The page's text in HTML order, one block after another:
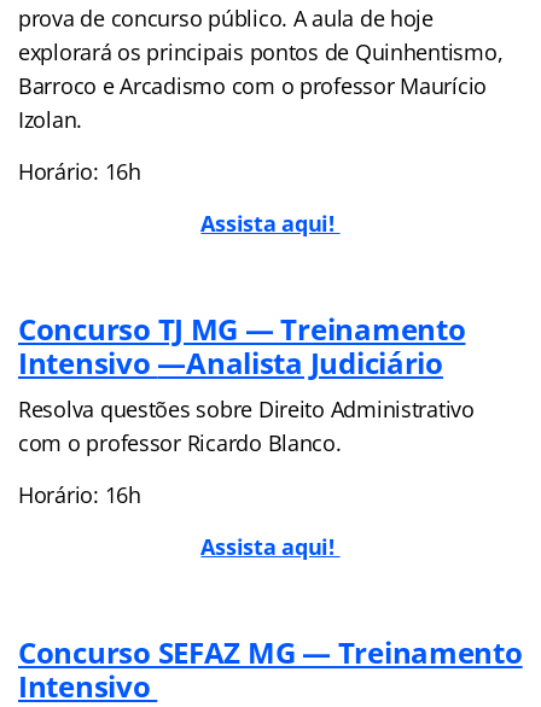
prova de concurso público. A aula de hoje
explorará os principais pontos de Quinhentismo,
Barroco e Arcadismo com o professor Maurício
Izolan.
Horário: 16h
Assista aqui!
Concurso TJ MG — Treinamento
Intensivo —Analista Judiciário
Resolva questões sobre Direito Administrativo
com o professor Ricardo Blanco.
Horário: 16h
Assista aqui!
Concurso SEFAZ MG — Treinamento
Intensivo